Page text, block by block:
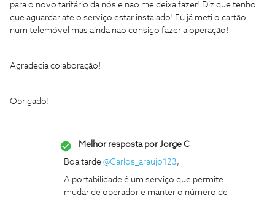
para o novo tarifário da nós e nao me deixa fazer! Diz que tenho
que aguardar ate o serviço estar instalado! Eu já meti o cartão
num telemóvel mas ainda nao consigo fazer a operação!
Agradecia colaboração!
Obrigado!
Melhor resposta porJorge C
Boa tarde ​ @Carlos_araujo123,
A portabilidade é um serviço que permite
mudar de operador e manter o número de